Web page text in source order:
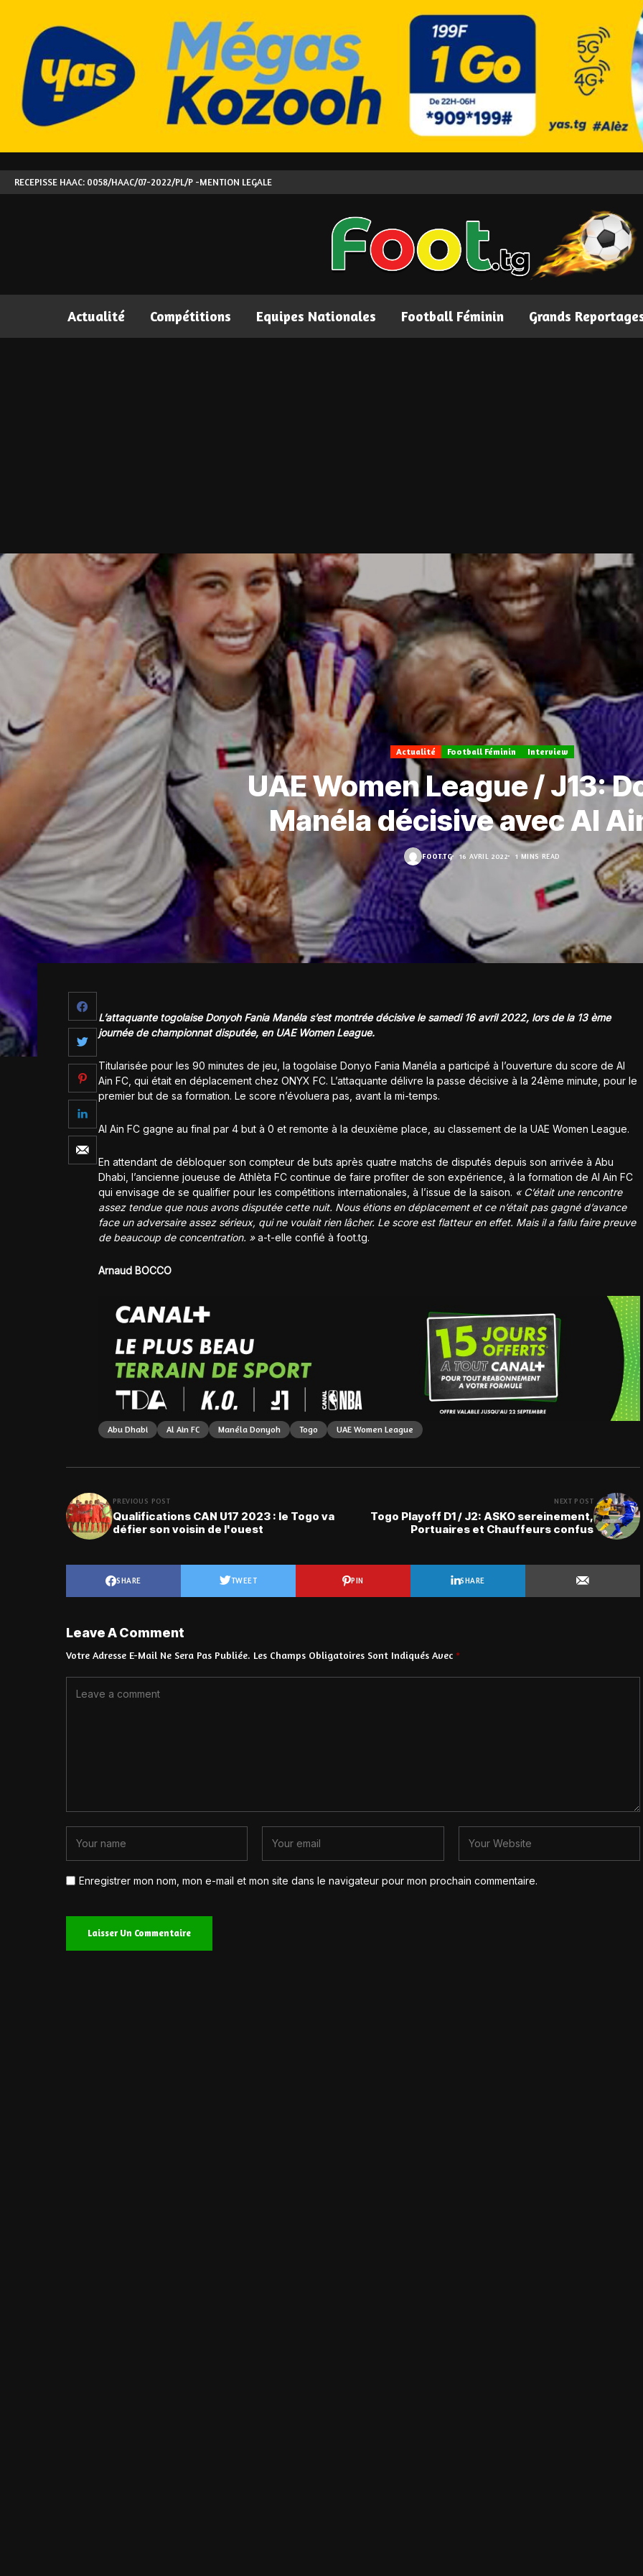
RECEPISSE HAAC: 0058/HAAC/07-2022/PL/P -MENTION LEGALE
Actualité Compétitions Equipes Nationales Football Féminin Grands
Actualité Football Féminin Interview
UAE Women League / J13:
Manéla décisive avec Al
FOOT.TG 16 AVRIL 2022 1 MINS READ
L’attaquante togolaise Donyoh Fania Manéla s’est montrée décisive le samedi 16 avril 2022, lors de la 13 ème
journée de championnat disputée, en UAE Women League.
Titularisée pour les 90 minutes de jeu, la togolaise Donyo Fania Manéla a participé à l’ouverture du score de Al
Ain FC, qui était en déplacement chez ONYX FC. L’attaquante délivre la passe décisive à la 24ème minute, pour le
premier but de sa formation. Le score n’évoluera pas, avant la mi-temps.
Al Ain FC gagne au final par 4 but à 0 et remonte à la deuxième place, au classement de la UAE Women League.
En attendant de débloquer son compteur de buts après quatre matchs de disputés depuis son arrivée à Abu
Dhabi, l’ancienne joueuse de Athlèta FC continue de faire profiter de son expérience, à la formation de Al Ain FC
qui envisage de se qualifier pour les compétitions internationales, à l’issue de la saison. « C’était une rencontre
assez tendue que nous avons disputée cette nuit. Nous étions en déplacement et ce n’était pas gagné d’avance
face un adversaire assez sérieux, qui ne voulait rien lâcher. Le score est flatteur en effet. Mais il a fallu faire preuve
de beaucoup de concentration. »a-t-elle confié à foot.tg.
Arnaud BOCCO
Abu Dhabi Al Ain FC Manéla Donyoh Togo UAE Women League
PREVIOUS POST
Qualifications CAN U17 2023 : le Togo va
défier son voisin de l'ouest
NEXT POST
Togo Playoff D1 / J2: ASKO sereinement,
Portuaires et Chauffeurs confus
SHARE TWEET PIN SHARE
Leave A Comment
Votre Adresse E-Mail Ne Sera Pas Publiée. Les Champs Obligatoires Sont Indiqués Avec *
Enregistrer mon nom, mon e-mail et mon site dans le navigateur pour mon prochain commentaire.